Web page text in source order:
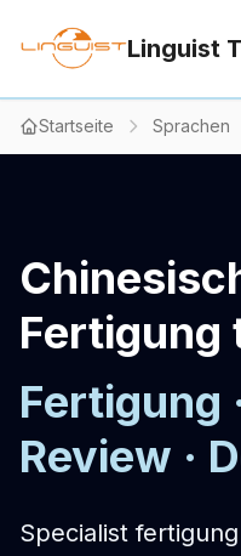
Linguist
Startseite Sprachen
Fertigung
Fertigung
Review ·
Specialist